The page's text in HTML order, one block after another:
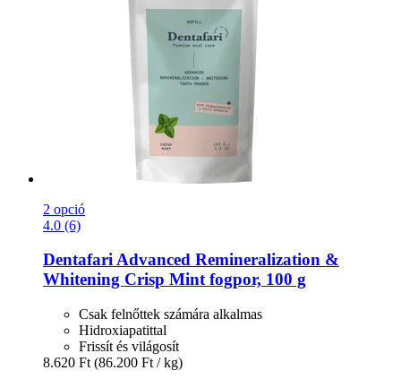
2 opció
4.0 (6)
DentafariAdvanced Remineralization &
Whitening Crisp Mint fogpor, 100 g
Csak felnőttek számára alkalmas
Hidroxiapatittal
Frissít és világosít
8.620 Ft (86.200 Ft / kg)